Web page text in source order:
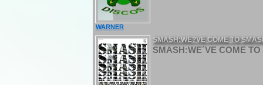
WARNER
SMASH:WE?VE COME TO
SMASH:WE´VE COME